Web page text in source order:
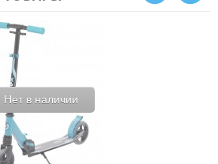
Нет в наличии